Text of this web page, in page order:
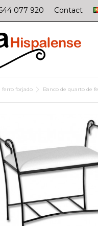
077 920 Contact
ferro forjado Banco de quarto de